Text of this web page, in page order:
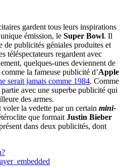
gardent tous leurs inspirations
émission, le Super Bowl. Il
publicités géniales produites et
téléspectateurs regardent avec
quelques-unes deviennent de
la fameuse publicité d’Apple
serait jamais comme 1984. Comme
avec une superbe publicité qui
des armes.
voler la vedette par un certain mini-
que formait Justin Bieber
dans deux publicités, dont